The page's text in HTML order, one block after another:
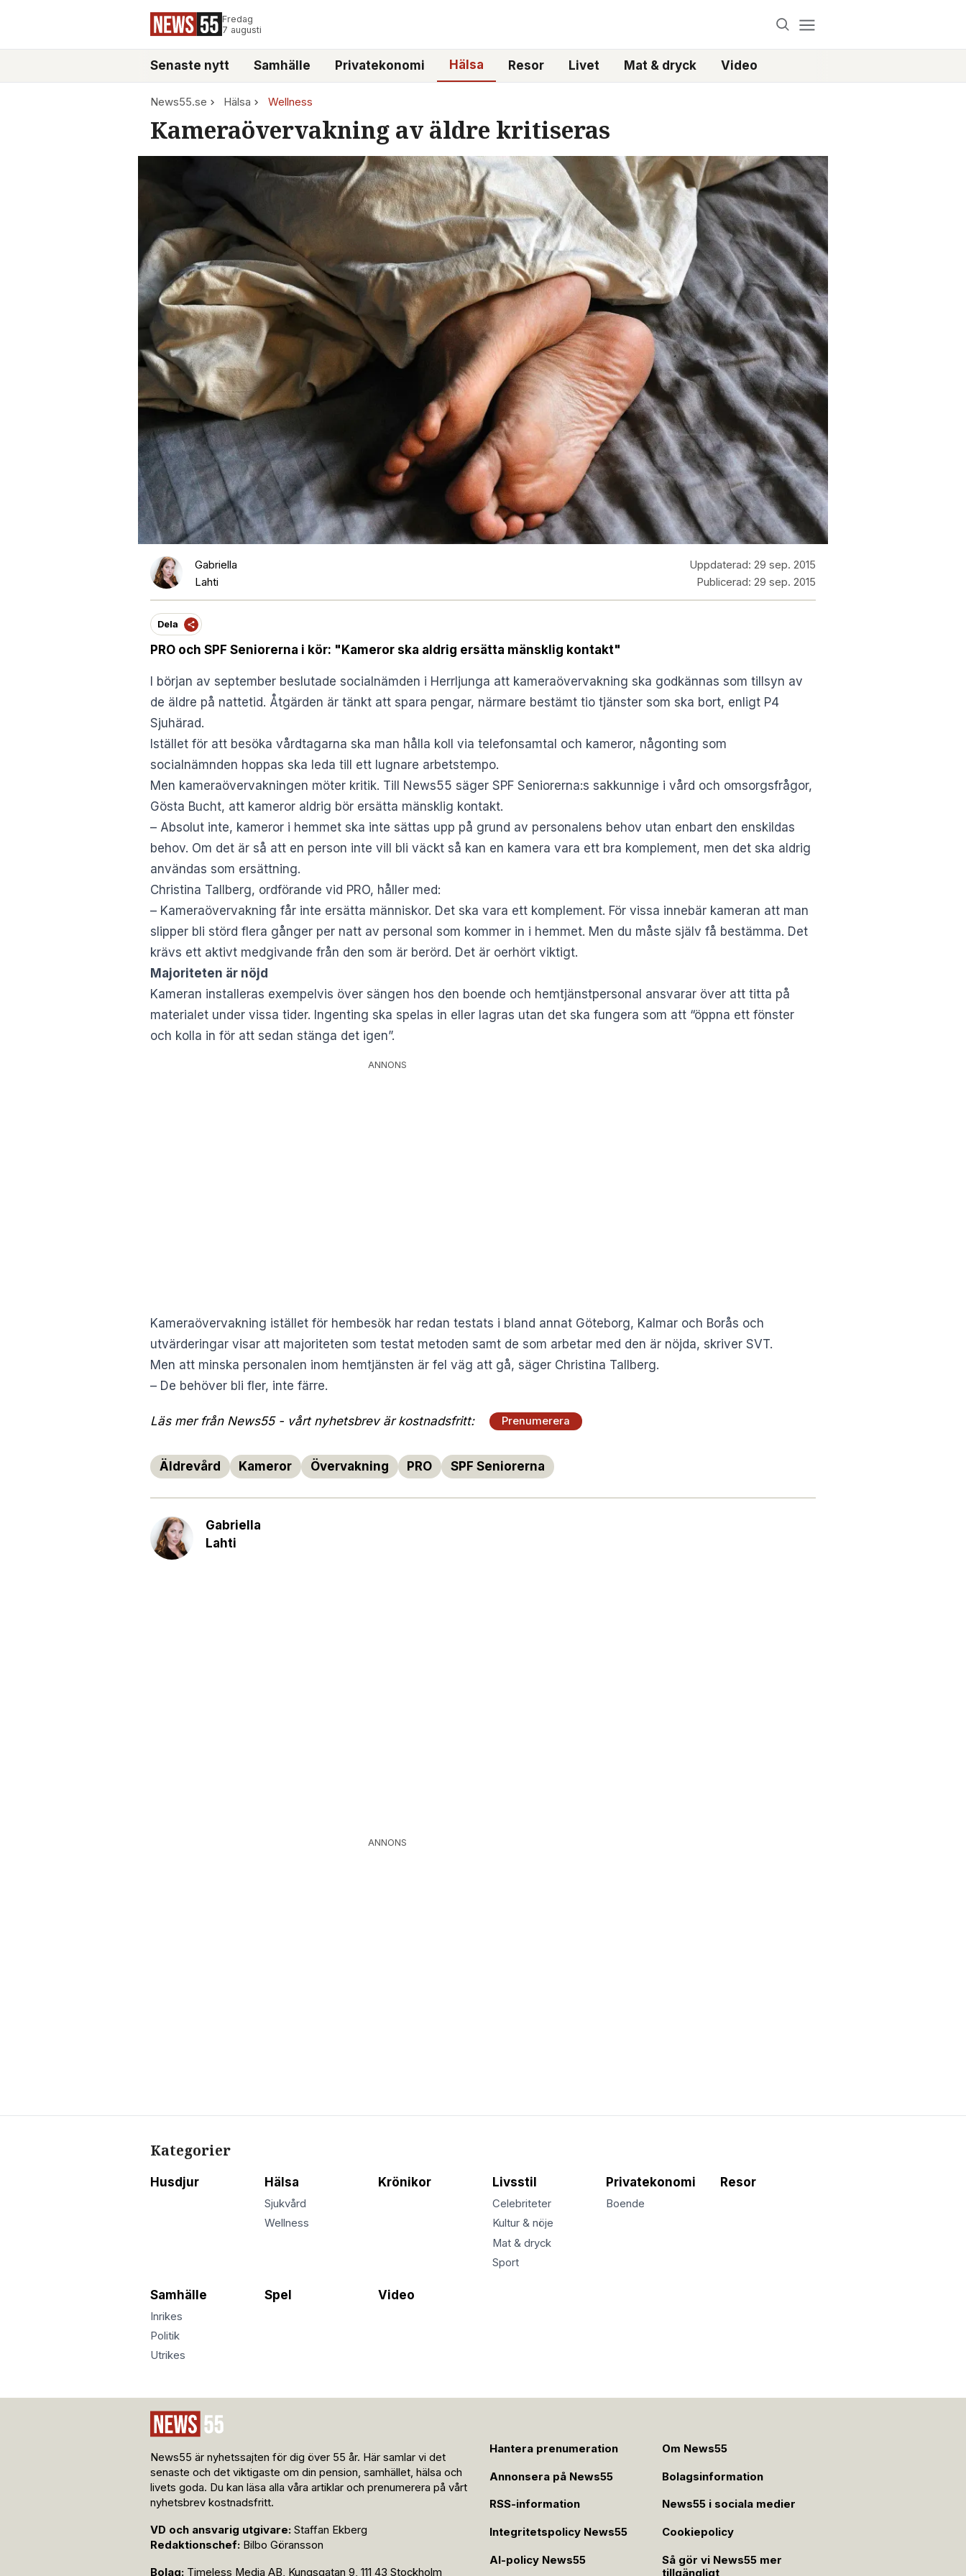
Fredag
7 augusti
Senaste nytt Samhälle Privatekonomi Hälsa Resor Livet Mat & dryck Video
News55.se Hälsa Wellness
Kameraövervakning av äldre kritiseras
Gabriella
Lahti
Uppdaterad: 29 sep. 2015
Publicerad: 29 sep. 2015
Dela
PRO och SPF Seniorerna i kör: "Kameror ska aldrig ersätta mänsklig kontakt"
I början av september beslutade socialnämden i Herrljunga att kameraövervakning ska godkännas som tillsyn av
de äldre på nattetid. Åtgärden är tänkt att spara pengar, närmare bestämt tio tjänster som ska bort, enligt P4
Sjuhärad.
Istället för att besöka vårdtagarna ska man hålla koll via telefonsamtal och kameror, någonting som
socialnämnden hoppas ska leda till ett lugnare arbetstempo.
Men kameraövervakningen möter kritik. Till News55 säger SPF Seniorerna:s sakkunnige i vård och omsorgsfrågor,
Gösta Bucht, att kameror aldrig bör ersätta mänsklig kontakt.
– Absolut inte, kameror i hemmet ska inte sättas upp på grund av personalens behov utan enbart den enskildas
behov. Om det är så att en person inte vill bli väckt så kan en kamera vara ett bra komplement, men det ska aldrig
användas som ersättning.
Christina Tallberg, ordförande vid PRO, håller med:
– Kameraövervakning får inte ersätta människor. Det ska vara ett komplement. För vissa innebär kameran att man
slipper bli störd flera gånger per natt av personal som kommer in i hemmet. Men du måste själv få bestämma. Det
krävs ett aktivt medgivande från den som är berörd. Det är oerhört viktigt.
Majoriteten är nöjd
Kameran installeras exempelvis över sängen hos den boende och hemtjänstpersonal ansvarar över att titta på
materialet under vissa tider. Ingenting ska spelas in eller lagras utan det ska fungera som att “öppna ett fönster
och kolla in för att sedan stänga det igen”.
ANNONS
Kameraövervakning istället för hembesök har redan testats i bland annat Göteborg, Kalmar och Borås och
utvärderingar visar att majoriteten som testat metoden samt de som arbetar med den är nöjda, skriver SVT.
Men att minska personalen inom hemtjänsten är fel väg att gå, säger Christina Tallberg.
– De behöver bli fler, inte färre.
Läs mer från News55 - vårt nyhetsbrev är kostnadsfritt: Prenumerera
Äldrevård Kameror Övervakning PRO SPF Seniorerna
Gabriella
Lahti
ANNONS
Kategorier
Husdjur Hälsa
Sjukvård
Wellness
Krönikor Livsstil
Celebriteter
Kultur & nöje
Mat & dryck
Sport
Privatekonomi
Boende
Resor
Samhälle
Inrikes
Politik
Utrikes
Spel Video
News55 är nyhetssajten för dig över 55 år. Här samlar vi det
senaste och det viktigaste om din pension, samhället, hälsa och
livets goda. Du kan läsa alla våra artiklar och prenumerera på vårt
nyhetsbrev kostnadsfritt.
VD och ansvarig utgivare: Staffan Ekberg
Redaktionschef: Bilbo Göransson
Bolag: Timeless Media AB, Kungsgatan 9, 111 43 Stockholm
Hantera prenumeration Om News55
Annonsera på News55 Bolagsinformation
RSS-information News55 i sociala medier
Integritetspolicy News55 Cookiepolicy
AI-policy News55
Så gör vi News55 mer
tillgängligt